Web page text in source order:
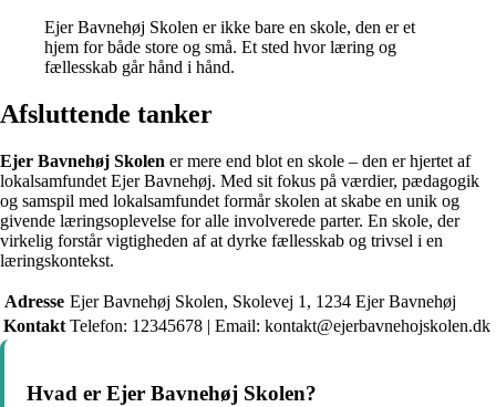
Ejer Bavnehøj Skolen er ikke bare en skole, den er et
hjem for både store og små. Et sted hvor læring og
fællesskab går hånd i hånd.
Afsluttende tanker
Ejer Bavnehøj Skolen er mere end blot en skole – den er hjertet af
lokalsamfundet Ejer Bavnehøj. Med sit fokus på værdier, pædagogik
og samspil med lokalsamfundet formår skolen at skabe en unik og
givende læringsoplevelse for alle involverede parter. En skole, der
virkelig forstår vigtigheden af at dyrke fællesskab og trivsel i en
læringskontekst.
Adresse Ejer Bavnehøj Skolen, Skolevej 1, 1234 Ejer Bavnehøj
Kontakt Telefon: 12345678 | Email: kontakt@ejerbavnehojskolen.dk
Hvad er Ejer Bavnehøj Skolen?